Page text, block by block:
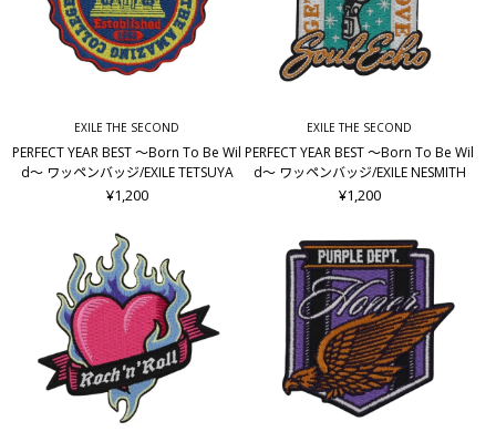
EXILE THE SECOND
PERFECT YEAR BEST ～Born To Be Wil
d～ ワッペンバッジ/EXILE TETSUYA
¥1,200
EXILE THE SECOND
PERFECT YEAR BEST ～Born To Be Wil
d～ ワッペンバッジ/EXILE NESMITH
¥1,200